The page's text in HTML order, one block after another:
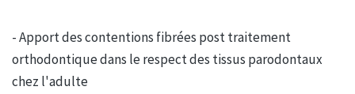
- Apport des contentions fibrées post traitement
orthodontique dans le respect des tissus parodontaux
chez l'adulte